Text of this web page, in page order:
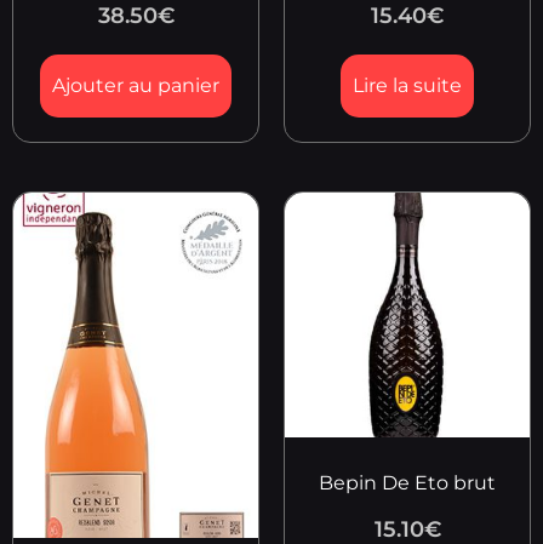
38.50€
Ajouter au panier
15.40€
Lire la suite
Bepin De Eto brut
15.10€